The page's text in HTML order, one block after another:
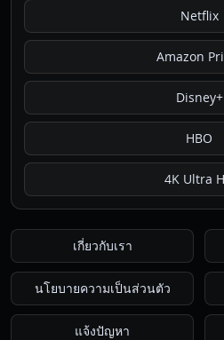
Netflix
Amazon
Disney+
HBO
4K Ultra
เกี่ยวกับเรา
นโยบายความเป็นส่วนตัว
แจ้งปัญหา